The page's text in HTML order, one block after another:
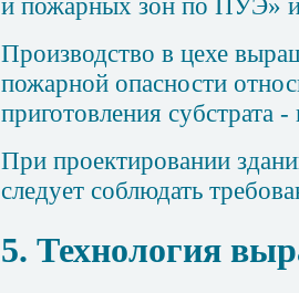
Производство в цехе
пожарной опасности
приготовления субстрата
При проектировании
следует соблюдать
5. Технология